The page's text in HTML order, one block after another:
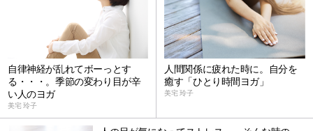
自律神経が乱れてボーっとす
る・・・。季節の変わり目が辛
い人のヨガ
美宅 玲子
人間関係に疲れた時に。自分を
癒す「ひとり時間ヨガ」
美宅 玲子